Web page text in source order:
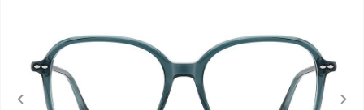
Previous